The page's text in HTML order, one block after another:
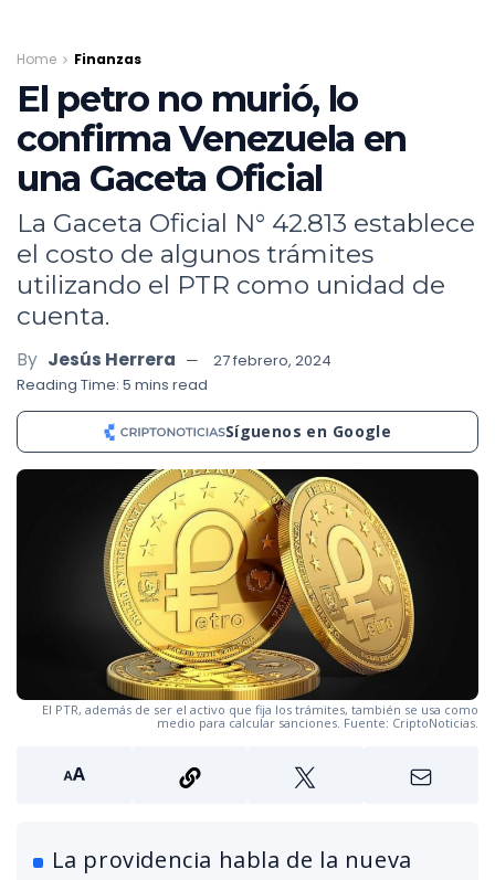
Home Finanzas
El petro no murió, lo
confirma Venezuela en
una Gaceta Oficial
La Gaceta Oficial N° 42.813 establece
el costo de algunos trámites
utilizando el PTR como unidad de
cuenta.
By Jesús Herrera
27 febrero, 2024
Reading Time: 5 mins read
Síguenos en Google
El PTR, además de ser el activo que fija los trámites, también se usa como
medio para calcular sanciones. Fuente: CriptoNoticias.
La providencia habla de la nueva